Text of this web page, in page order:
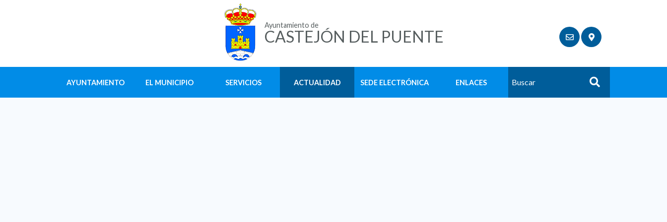
Ayuntamiento de
CASTEJÓN DEL PUENTE
AYUNTAMIENTO EL MUNICIPIO SERVICIOS ACTUALIDAD SEDE ELECTRÓNICA ENLACES Buscar